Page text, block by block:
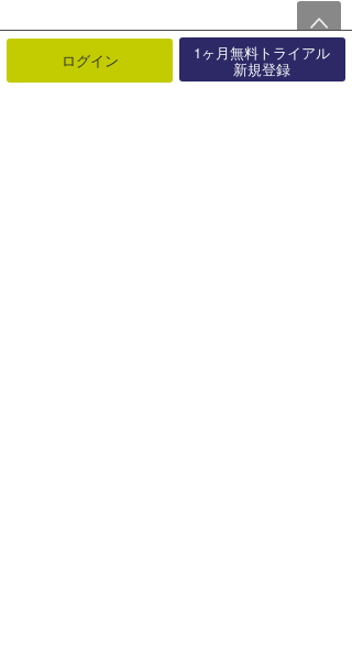
ログイン 1ヶ月無料トライアル
新規登録